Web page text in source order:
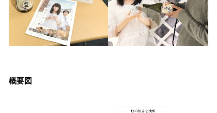
概要図